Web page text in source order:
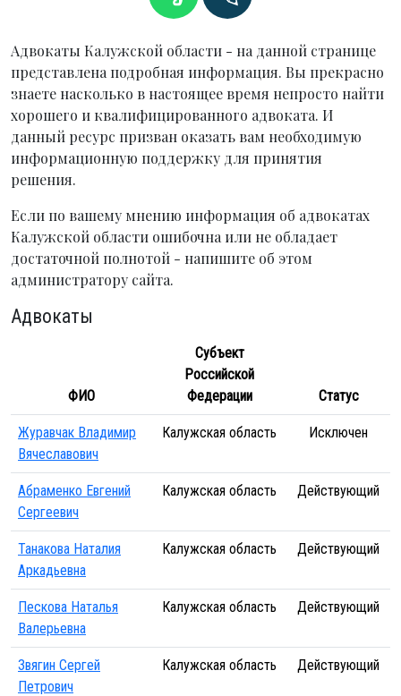
Адвокаты Калужской области - на данной странице
представлена подробная информация. Вы прекрасно
знаете насколько в настоящее время непросто найти
хорошего и квалифицированного адвоката. И
данный ресурс призван оказать вам необходимую
информационную поддержку для принятия
решения.
Если по вашему мнению информация об адвокатах
Калужской области ошибочна или не обладает
достаточной полнотой - напишите об этом
администратору сайта.
Адвокаты
ФИО
Субъект
Российской
Федерации
Статус
Журавчак Владимир
Вячеславович
Калужская область Исключен
Абраменко Евгений
Сергеевич
Калужская область Действующий
Танакова Наталия
Аркадьевна
Калужская область Действующий
Пескова Наталья
Валерьевна
Калужская область Действующий
Звягин Сергей
Петрович
Калужская область Действующий